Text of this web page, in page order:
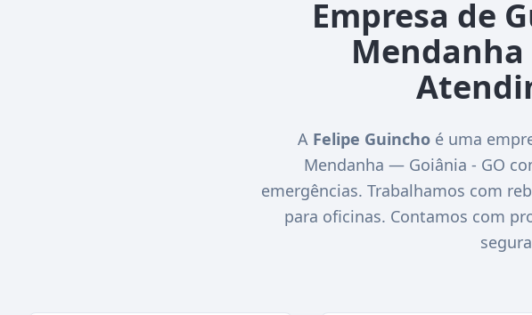
Empresa de
A Felipe Guincho é uma
Mendanha — Goiânia - GO
emergências. Trabalhamos com
para oficinas. Contamos com